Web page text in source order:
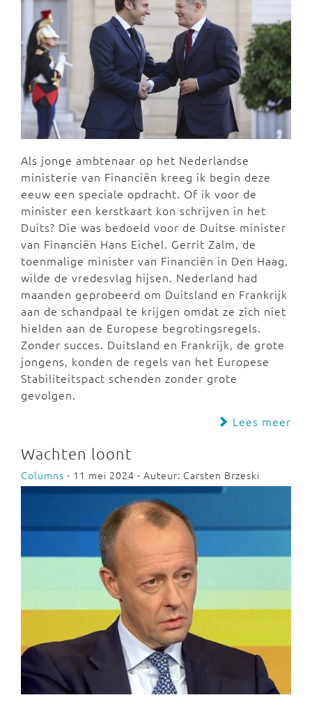
Als jonge ambtenaar op het Nederlandse
ministerie van Financiën kreeg ik begin deze
eeuw een speciale opdracht. Of ik voor de
minister een kerstkaart kon schrijven in het
Duits? Die was bedoeld voor de Duitse minister
van Financiën Hans Eichel. Gerrit Zalm, de
toenmalige minister van Financiën in Den Haag,
wilde de vredesvlag hijsen. Nederland had
maanden geprobeerd om Duitsland en Frankrijk
aan de schandpaal te krijgen omdat ze zich niet
hielden aan de Europese begrotingsregels.
Zonder succes. Duitsland en Frankrijk, de grote
jongens, konden de regels van het Europese
Stabiliteitspact schenden zonder grote
gevolgen.
Lees meer
Wachten loont
Columns - 11 mei 2024 - Auteur: Carsten Brzeski